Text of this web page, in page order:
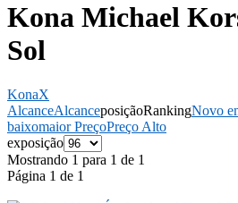
Kona Michael
Sol
KonaX
AlcanceAlcanceposiçãoRankingNovo
baixomaior PreçoPreço Alto
exposição
Mostrando 1 para 1 de 1
Página 1 de 1